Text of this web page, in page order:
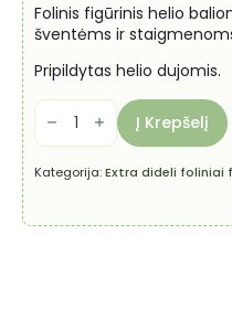
Folinis figūrinis helio
šventėms ir
Pripildytas helio dujomis.
produkto
kiekis:
Helio
balionas
-
Raketa
Į Krepšelį
Kategorija:Extra dideli foliniai